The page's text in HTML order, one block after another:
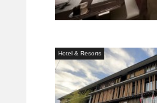
Hotel & Resorts